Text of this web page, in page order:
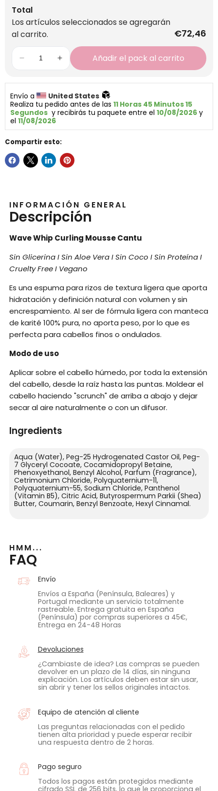
Total
Los artículos seleccionados se agregarán
al carrito.
€72,46
Añadir el pack al carrito
Envío a
United States
Realiza tu pedido antes de las 11 Horas 45 Minutos 15
Segundos
  y recibirás tu paquete entre el
10/08/2026 y
el 11/08/2026
Compartir esto:
INFORMACIÓN GENERAL
Descripción
Wave Whip Curling Mousse Cantu
Sin Glicerina I Sin Aloe Vera I Sin Coco I Sin Proteína I
Cruelty Free I Vegano
Es una espuma para rizos de textura ligera que aporta
hidratación y definición natural con volumen y sin
encrespamiento. Al ser de fórmula ligera con manteca
de karité 100% pura, no aporta peso, por lo que es
perfecta para cabellos finos o ondulados.
Modo de uso
Aplicar sobre el cabello húmedo, por toda la extensión
del cabello, desde la raíz hasta las puntas. Moldear el
cabello haciendo "scrunch" de arriba a abajo y dejar
secar al aire naturalmente o con un difusor.
Ingredients
Aqua (Water), Peg-25 Hydrogenated Castor Oil, Peg-
7 Glyceryl Cocoate, Cocamidopropyl Betaine,
Phenoxyethanol, Benzyl Alcohol, Parfum (Fragrance),
Cetrimonium Chloride, Polyquaternium-11,
Polyquaternium-55, Sodium Chloride, Panthenol
(Vitamin B5), Citric Acid, Butyrospermum Parkii (Shea)
Butter, Coumarin, Benzyl Benzoate, Hexyl Cinnamal.
HMM...
FAQ
Envío
Envíos a España (Península, Baleares) y
Portugal mediante un servicio totalmente
rastreable. Entrega gratuita en España
(Península) por compras superiores a 45€,
Entrega en 24-48 Horas
Devoluciones
¿Cambiaste de idea? Las compras se pueden
devolver en un plazo de 14 días, sin ninguna
explicación. Los artículos deben estar sin usar,
sin abrir y tener los sellos originales intactos.
Equipo de atención al cliente
Las preguntas relacionadas con el pedido
tienen alta prioridad y puede esperar recibir
una respuesta dentro de 2 horas.
Pago seguro
Todos los pagos están protegidos mediante
cifrado SSL de 256 bits, lo que le proporciona el